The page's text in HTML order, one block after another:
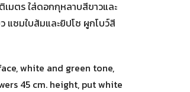
เมตร ใส่ดอกกุหลาบสีขาวและ
แซมใบส้มและยิปโซ ผูกโบว์สี
white and green tone,
45 cm. height, put white